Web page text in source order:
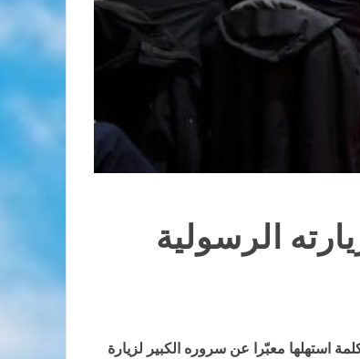
الرسولية
استهلها معبّرا عن سروره الكبير لزيارة